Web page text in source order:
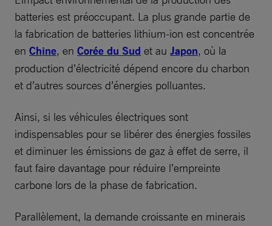
batteries est préoccupant. La plus grande partie de
la fabrication de batteries lithium-ion est concentrée
en Chine, en Corée du Sud et au Japon, où la
production d’électricité dépend encore du charbon
et d’autres sources d’énergies polluantes.
Ainsi, si les véhicules électriques sont
indispensables pour se libérer des énergies fossiles
et diminuer les émissions de gaz à effet de serre, il
faut faire davantage pour réduire l’empreinte
carbone lors de la phase de fabrication.
Parallèlement, la demande croissante en minerais